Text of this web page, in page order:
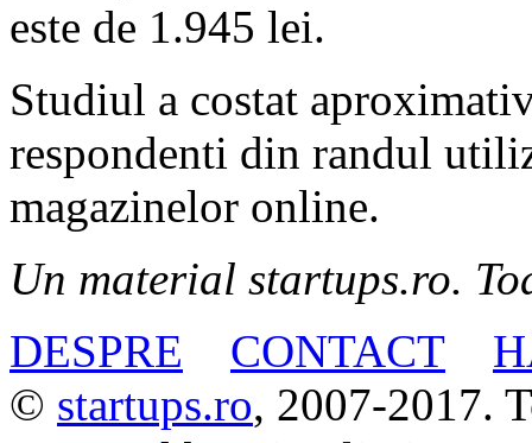
este de 1.945 lei.
Studiul a costat
respondenti din randul
magazinelor online.
Un material startups.ro.
DESPRE
CONTACT
© startups.ro, 2007-2017.